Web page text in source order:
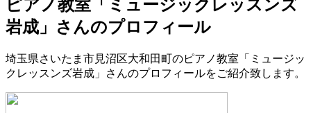
ピアノ教室「ミュージックレッスンズ
岩成」さんのプロフィール
埼玉県さいたま市見沼区大和田町のピアノ教室「ミュージッ
クレッスンズ岩成」さんのプロフィールをご紹介致します。